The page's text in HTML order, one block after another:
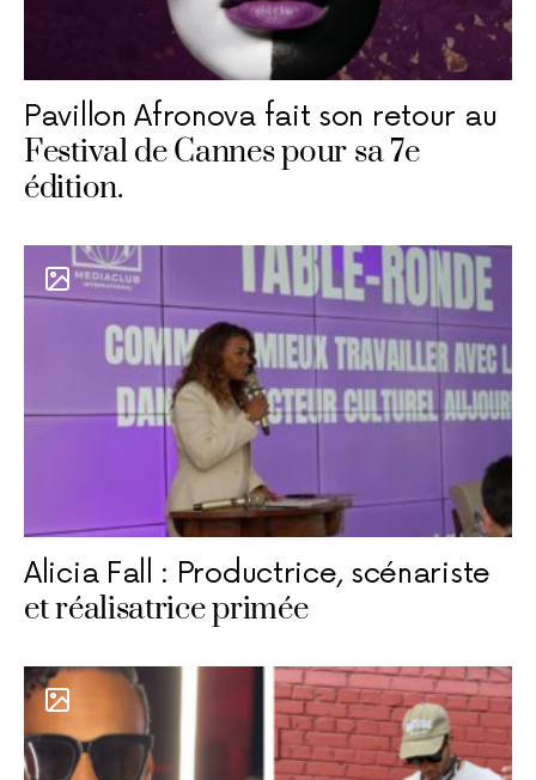
Pavillon Afronova fait son retour au
Festival de Cannes pour sa 7e
édition.
Alicia Fall : Productrice, scénariste
et réalisatrice primée